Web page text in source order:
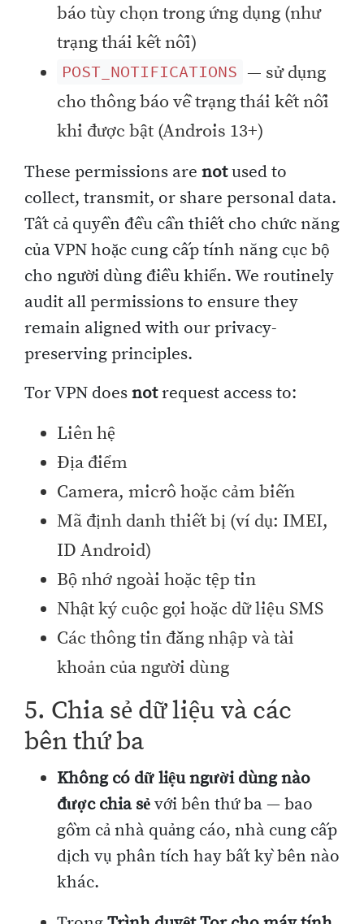
báo tùy chọn trong ứng dụng (như
trạng thái kết nối)
POST_NOTIFICATIONS — sử dụng
cho thông báo về trạng thái kết nối
khi được bật (Androis 13+)
These permissions are notused to
collect, transmit, or share personal data.
Tất cả quyền đều cần thiết cho chức năng
của VPN hoặc cung cấp tính năng cục bộ
cho người dùng điều khiển. We routinely
audit all permissions to ensure they
remain aligned with our privacy-
preserving principles.
Tor VPN doesnotrequest access to:
Liên hệ
Địa điểm
Camera, micrô hoặc cảm biến
Mã định danh thiết bị (ví dụ: IMEI,
ID Android)
Bộ nhớ ngoài hoặc tệp tin
Nhật ký cuộc gọi hoặc dữ liệu SMS
Các thông tin đăng nhập và tài
khoản của người dùng
5. Chia sẻ dữ liệu và các
bên thứ ba
Không có dữ liệu người dùng nào
được chia sẻvới bên thứ ba — bao
gồm cả nhà quảng cáo, nhà cung cấp
dịch vụ phân tích hay bất kỳ bên nào
khác.